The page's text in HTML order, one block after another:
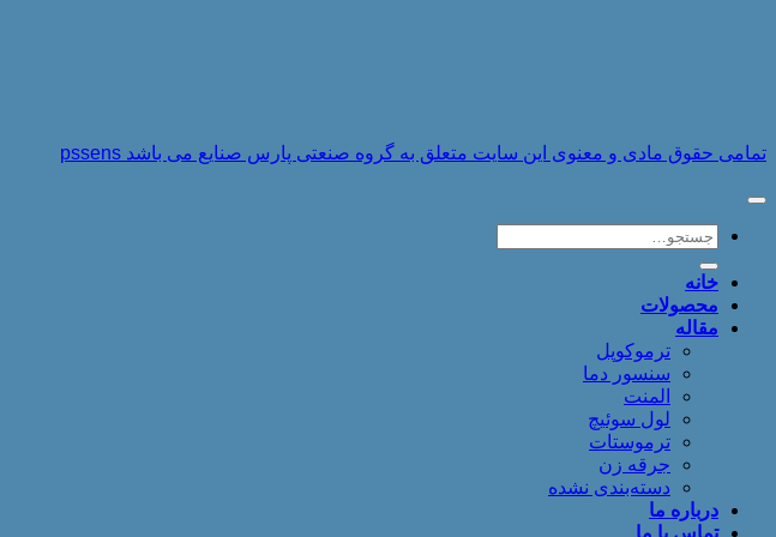
تمامی حقوق مادی و معنوی این سایت متعلق به گروه صنعتی پارس صنایع می باشد pssens
جستجو
خانه
محصولات
مقاله
ترموکوپل
سنسور دما
المنت
لول سوئیچ
ترموستات
جرقه زن
دسته‌بندی نشده
درباره ما
تماس با ما